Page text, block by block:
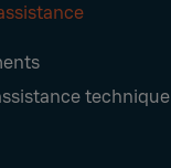
technique